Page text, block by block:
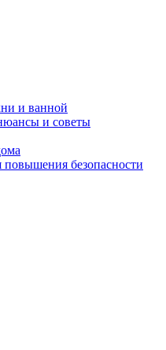
и ванной
и советы
безопасности